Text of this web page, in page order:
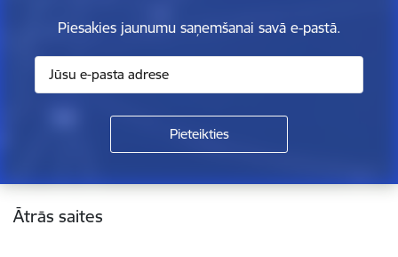
Piesakies jaunumu saņemšanai savā e-pastā.
Kājene
Ātrās saites